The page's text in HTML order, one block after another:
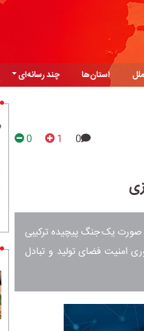
استان‌ها
چند رسانه‌ای
0
1
0
صورت یک جنگ پیچیده ترکیبی
امنیت فضای تولید و تبادل